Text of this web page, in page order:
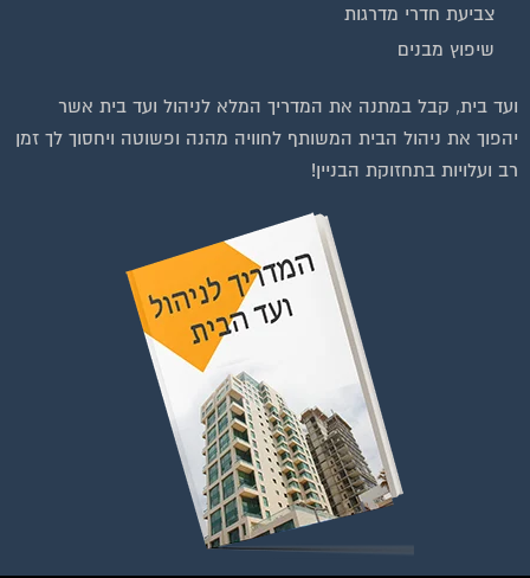
צביעת חדרי מדרגות
שיפוץ מבנים
ועד בית, קבל במתנה את המדריך המלא לניהול ועד בית אשר
יהפוך את ניהול הבית המשותף לחוויה מהנה ופשוטה ויחסוך לך זמן
רב ועלויות בתחזוקת הבניין!
וועדי בתים ודיירים
הצטרפו עכשיו לקבוצת
הפייסבוק הגדולה בישראל
הנותנת מענה לבעיות
הדיור בבית המשותף!!!
להצטרפות לחצו על התמונה או על הכפתור ושלחו בקשת הצטרפות בדף